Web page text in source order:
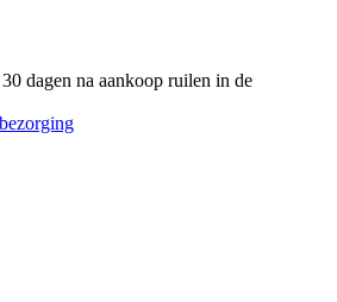
dagen na aankoop ruilen in de